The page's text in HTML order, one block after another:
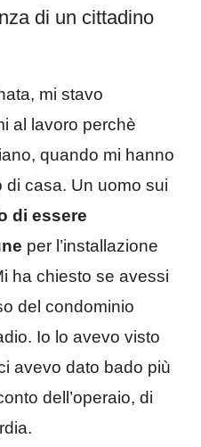
di un cittadino
mi stavo
al lavoro perchè
quando mi hanno
casa. Un uomo sui
di essere
per l’installazione
ha chiesto se avessi
del condominio
Io lo avevo visto
avevo dato bado più
dell’operaio, di